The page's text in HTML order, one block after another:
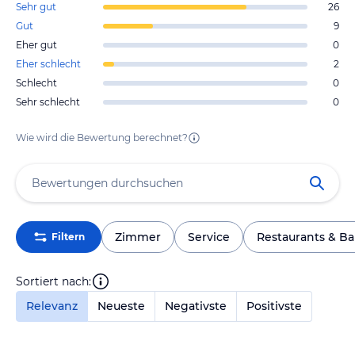
Sehr gut
26
Gut
9
Eher gut
0
Eher schlecht
2
Schlecht
0
Sehr schlecht
0
Wie wird die Bewertung berechnet?
Filtern Zimmer Service Restaurants &
Sortiert nach:
Relevanz
Neueste Negativste Positivste